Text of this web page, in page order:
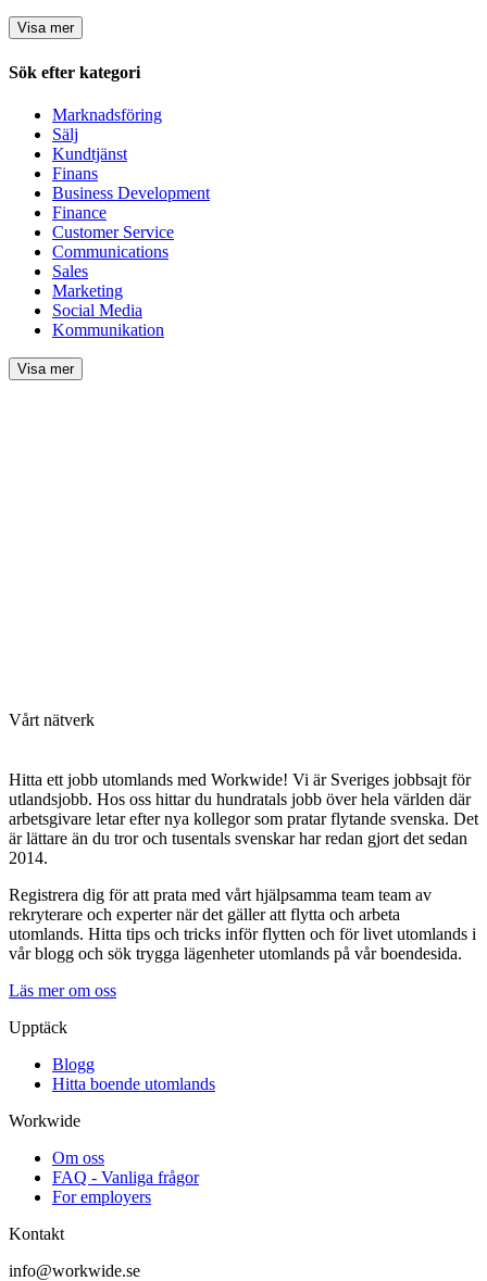
Visa mer
Sök efter kategori
Marknadsföring
Sälj
Kundtjänst
Finans
Business Development
Finance
Customer Service
Communications
Sales
Marketing
Social Media
Kommunikation
Visa mer
Vårt nätverk
Hitta ett jobb utomlands med Workwide! Vi är Sveriges jobbsajt för
utlandsjobb. Hos oss hittar du hundratals jobb över hela världen där
arbetsgivare letar efter nya kollegor som pratar flytande svenska. Det
är lättare än du tror och tusentals svenskar har redan gjort det sedan
2014.
Registrera dig för att prata med vårt hjälpsamma team team av
rekryterare och experter när det gäller att flytta och arbeta
utomlands. Hitta tips och tricks inför flytten och för livet utomlands i
vår blogg och sök trygga lägenheter utomlands på vår boendesida.
Läs mer om oss
Upptäck
Blogg
Hitta boende utomlands
Workwide
Om oss
FAQ - Vanliga frågor
For employers
Kontakt
info@workwide.se